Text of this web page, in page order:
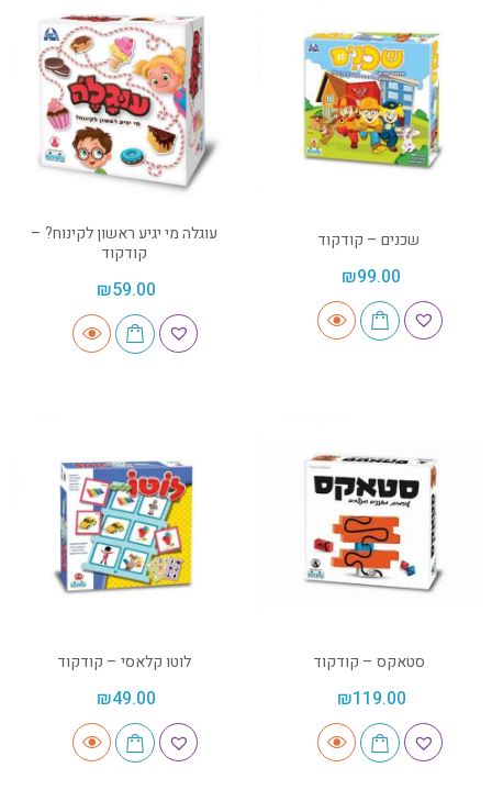
שכנים – קודקוד
₪99.00
עוגלה מי יגיע ראשון לקינוח? –
קודקוד
₪59.00
סטאקס – קודקוד
₪119.00
לוטו קלאסי – קודקוד
₪49.00